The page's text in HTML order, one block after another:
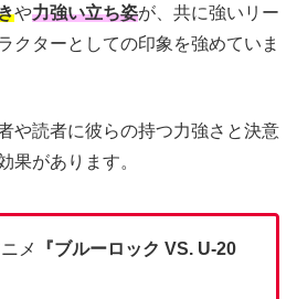
や力強い立ち姿が、共に強いリー
クターとしての印象を強めていま
や読者に彼らの持つ力強さと決意
果があります。
メ
『ブルーロック VS. U-20